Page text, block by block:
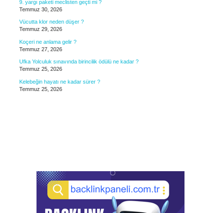
9. yargı paketi meclisten geçti mi ?
Temmuz 30, 2026
Vücutta klor neden düşer ?
Temmuz 29, 2026
Koçeri ne anlama gelir ?
Temmuz 27, 2026
Ufka Yolculuk sınavında birincilik ödülü ne kadar ?
Temmuz 25, 2026
Kelebeğin hayatı ne kadar sürer ?
Temmuz 25, 2026